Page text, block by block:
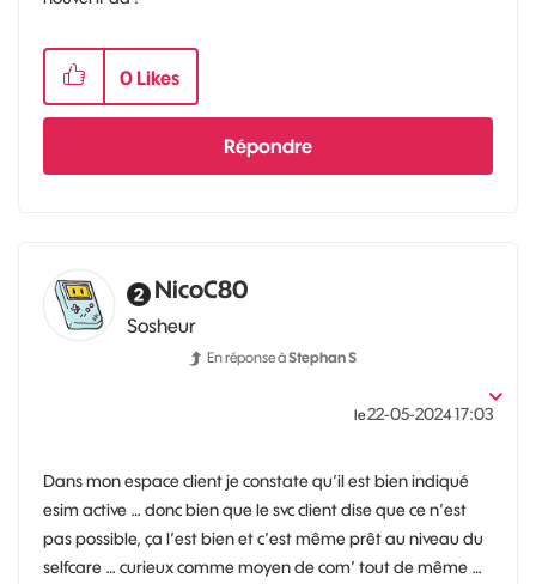
0 Likes
Répondre
NicoC80
Sosheur
En réponse àStephan S
le‎22-05-202417:03
Dans mon espace client je constate qu’il est bien indiqué
esim active … donc bien que le svc client dise que ce n’est
pas possible, ça l’est bien et c’est même prêt au niveau du
selfcare … curieux comme moyen de com’ tout de même …